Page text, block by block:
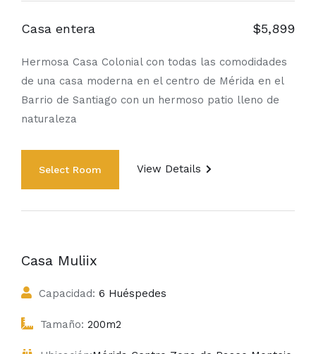
Casa entera $5,899
Hermosa Casa Colonial con todas las comodidades
de una casa moderna en el centro de Mérida en el
Barrio de Santiago con un hermoso patio lleno de
naturaleza
View Details
Casa Muliix
Capacidad: 6 Huéspedes
Tamaño: 200m2